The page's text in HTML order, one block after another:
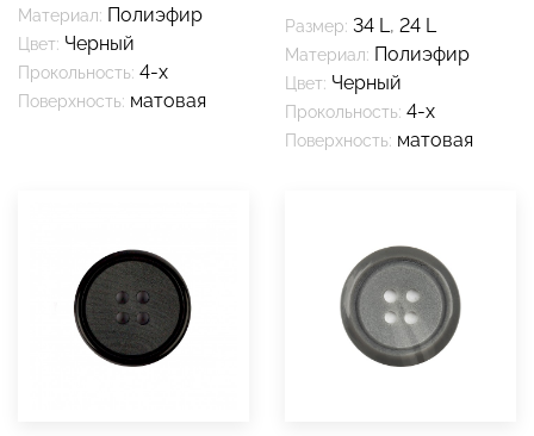
Материал: Полиэфир
Цвет: Черный
Прокольность: 4-х
Поверхность: матовая
Размер: 34 L, 24 L
Материал: Полиэфир
Цвет: Черный
Прокольность: 4-х
Поверхность: матовая